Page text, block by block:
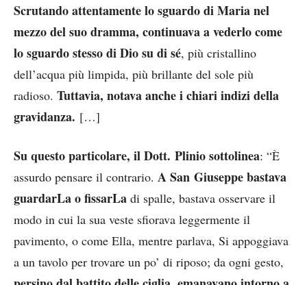
Scrutando attentamente lo sguardo di Maria nel
mezzo del suo dramma, continuava a vederlo come
lo sguardo stesso di Dio su di sé, più cristallino
dell’acqua più limpida, più brillante del sole più
radioso. Tuttavia, notava anche i chiari indizi della
gravidanza. […]
Su questo particolare, il Dott. Plinio sottolinea: “È
assurdo pensare il contrario. A San Giuseppe bastava
guardarLa o fissarLa di spalle, bastava osservare il
modo in cui la sua veste sfiorava leggermente il
pavimento, o come Ella, mentre parlava, Si appoggiava
a un tavolo per trovare un po’ di riposo; da ogni gesto,